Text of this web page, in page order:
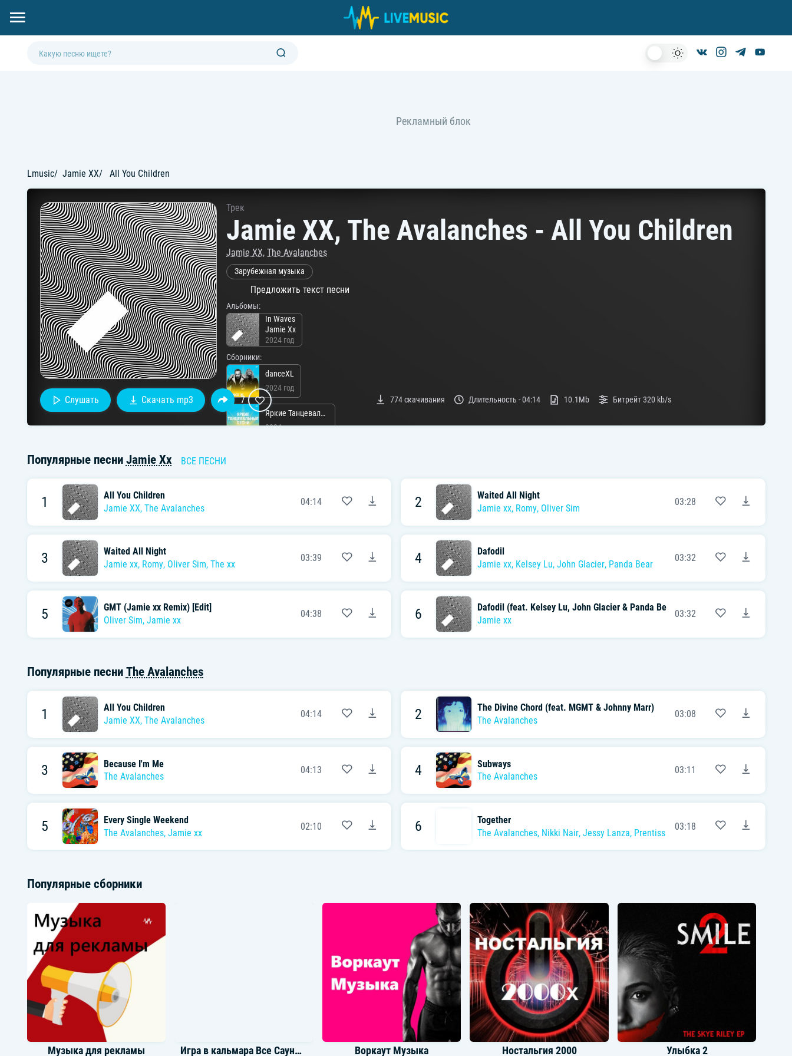
Lmusic Jamie XX All You Children
Трек
Jamie XX, The Avalanches - All You Children
Jamie XX,The Avalanches
Зарубежная музыка
Предложить текст песни
Альбомы:
In Waves
Jamie Xx
2024 год
Сборники:
danceXL
2024 год
Яркие Танцевальные Песни
2024 год
Слушать Скачать mp3 7 774скачивания Длительность -04:14 10.1Mb Битрейт320 kb/s
Популярные песни Jamie Xx ВСЕ ПЕСНИ
1
All You Children
Jamie XX, The Avalanches
04:14 2
Waited All Night
Jamie xx, Romy, Oliver Sim
03:28
3
Waited All Night
Jamie xx, Romy, Oliver Sim, The xx
03:39 4
Dafodil
Jamie xx, Kelsey Lu, John Glacier, Panda Bear
03:32
5
GMT (Jamie xx Remix) [Edit]
Oliver Sim, Jamie xx
04:38 6
Dafodil (feat. Kelsey Lu, John Glacier & Panda Bear)
Jamie xx
03:32
Популярные песни The Avalanches
1
All You Children
Jamie XX, The Avalanches
04:14 2
The Divine Chord (feat. MGMT & Johnny Marr)
The Avalanches
03:08
3
Because I'm Me
The Avalanches
04:13 4
Subways
The Avalanches
03:11
5
Every Single Weekend
The Avalanches, Jamie xx
02:10 6
Together
The Avalanches, Nikki Nair, Jessy Lanza, Prentiss
03:18
Популярные сборники
Музыка для рекламы Игра в кальмара Все Саундтреки Воркаут Музыка Ностальгия 2000 Улыбка 2